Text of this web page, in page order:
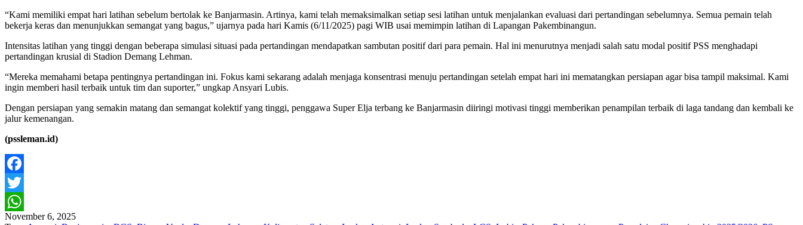
“Kami memiliki empat hari latihan sebelum bertolak ke Banjarmasin. Artinya, kami telah memaksimalkan setiap sesi latihan untuk menjalankan evaluasi dari pertandingan sebelumnya. Semua pemain telah
bekerja keras dan menunjukkan semangat yang bagus,” ujarnya pada hari Kamis (6/11/2025) pagi WIB usai memimpin latihan di Lapangan Pakembinangun.
Intensitas latihan yang tinggi dengan beberapa simulasi situasi pada pertandingan mendapatkan sambutan positif dari para pemain. Hal ini menurutnya menjadi salah satu modal positif PSS menghadapi
pertandingan krusial di Stadion Demang Lehman.
“Mereka memahami betapa pentingnya pertandingan ini. Fokus kami sekarang adalah menjaga konsentrasi menuju pertandingan setelah empat hari ini mematangkan persiapan agar bisa tampil maksimal. Kami
ingin memberi hasil terbaik untuk tim dan suporter,” ungkap Ansyari Lubis.
Dengan persiapan yang semakin matang dan semangat kolektif yang tinggi, penggawa Super Elja terbang ke Banjarmasin diiringi motivasi tinggi memberikan penampilan terbaik di laga tandang dan kembali ke
jalur kemenangan.
(pssleman.id)
Facebook
Twitter
WhatsApp
November 6, 2025